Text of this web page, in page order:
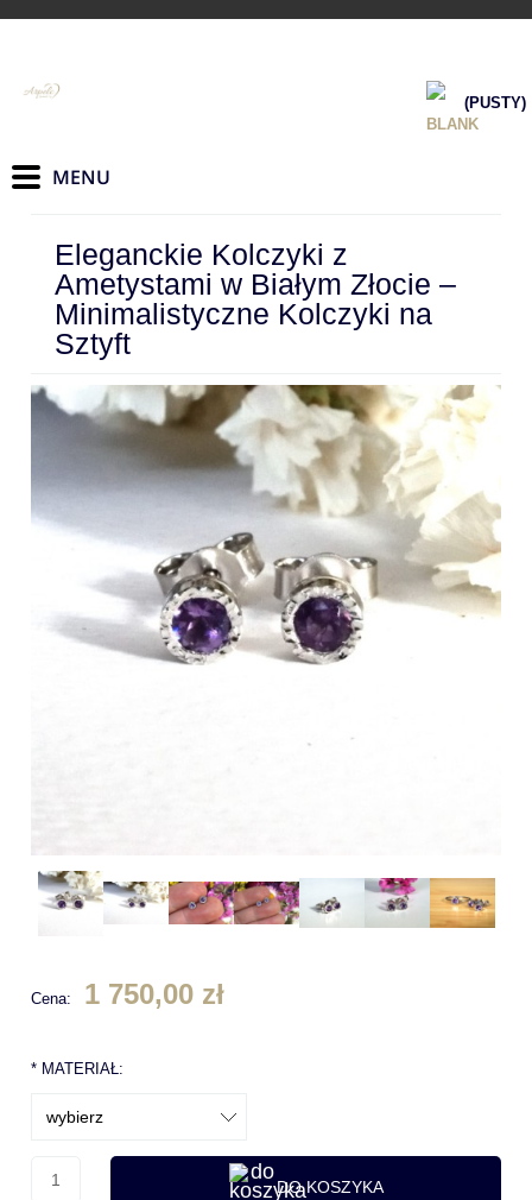
(PUSTY)
Eleganckie Kolczyki z
Ametystami w Białym Złocie –
Minimalistyczne Kolczyki na
Sztyft
Cena: 1 750,00 zł
* MATERIAŁ:
DO KOSZYKA